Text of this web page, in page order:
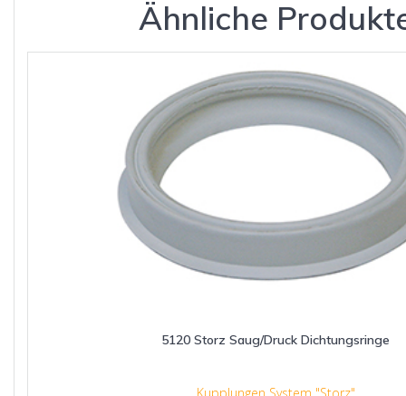
Ähnliche
5120 Storz Saug/Druck Dichtungsringe